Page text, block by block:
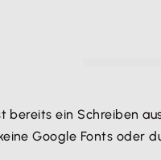
bereits ein Schreiben
Google Fonts oder